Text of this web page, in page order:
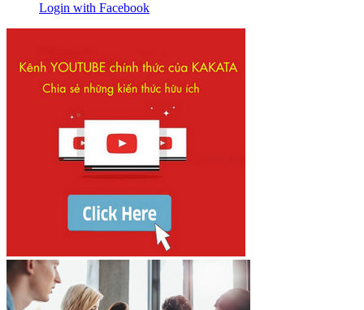
Login with Facebook